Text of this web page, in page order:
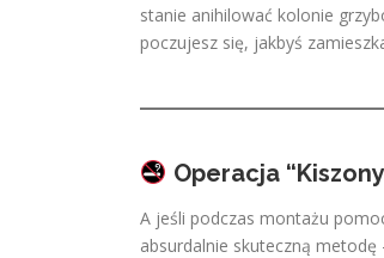
stanie anihilować kolonie
poczujesz się, jakbyś
Operacja
A jeśli podczas montażu
absurdalnie skuteczną metodę